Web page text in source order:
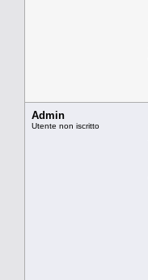
Admin
Utente non iscritto